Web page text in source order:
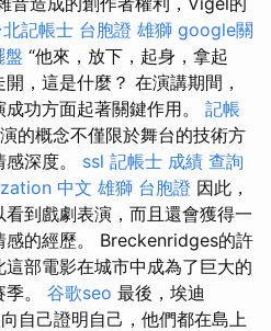
北記帳士 台胞證 雄獅 google關
盤 “他來，放下，起身，拿起
，這是什麼？ 在演講期間，
功方面起著關鍵作用。 記帳
的概念不僅限於舞台的技術方
深度。 ssl 記帳士 成績 查詢
中文 雄獅 台胞證 因此，
到戲劇表演，而且還會獲得一
感的經歷。 Breckenridges的許
部電影在城市中成為了巨大的
。 谷歌seo 最後，埃迪
自己證明自己，他們都在島上